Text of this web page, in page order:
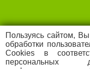
ИМЕЮТСЯ
Пользуясь сайтом,
обработки
Cookies в